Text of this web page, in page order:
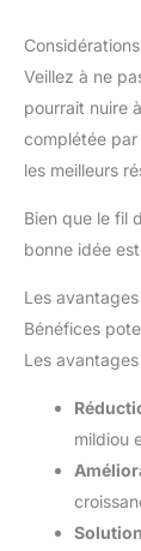
Veillez à ne
pourrait nuire
complétée
les meilleurs
Bien que le fil
bonne idée
Les
Bénéfices
Les
mildiou